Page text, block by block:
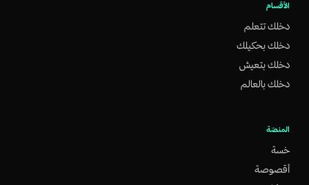
الأقسام
دخلك تتعلم
دخلك بحكيلك
دخلك بتعيش
دخلك بالعالم
المنصّة
خسة
أقصوصة